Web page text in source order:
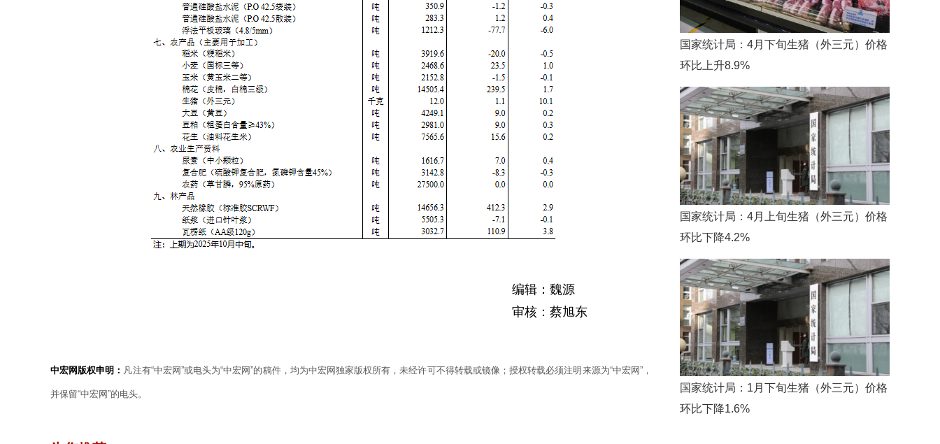
编辑：魏源
审核：蔡旭东
中宏网版权申明： 凡注有“中宏网”或电头为“中宏网”的稿件，均为中宏网独家版权所有，未经许可不得转载或镜像；授权转载必须注明来源为“中宏网”，
并保留“中宏网”的电头。
国家统计局：4月下旬生猪（外三元）价格
环比上升8.9%
国家统计局：4月上旬生猪（外三元）价格
环比下降4.2%
国家统计局：1月下旬生猪（外三元）价格
环比下降1.6%